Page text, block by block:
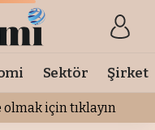
Sektör Şirket
için tıklayın